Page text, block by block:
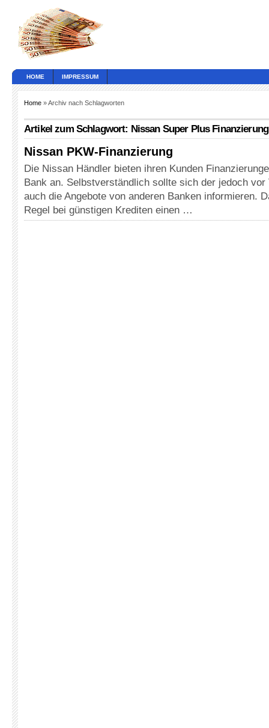
HOME IMPRESSUM
Home » Archiv nach Schlagworten
Artikel zum Schlagwort: Nissan Super Plus Finanzierung
Nissan PKW-Finanzierung
Die Nissan Händler bieten ihren Kunden
Bank an. Selbstverständlich sollte sich der jedoch
auch die Angebote von anderen Banken informieren.
Regel bei günstigen Krediten einen …